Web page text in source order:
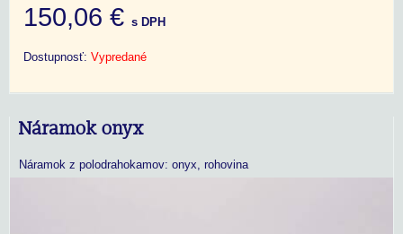
150,06 € s DPH
Dostupnosť: Vypredané
Náramok onyx
Náramok z polodrahokamov: onyx, rohovina